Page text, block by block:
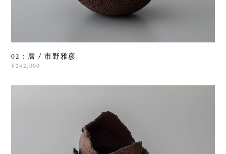
02：層 / 市野雅彦
¥242,000